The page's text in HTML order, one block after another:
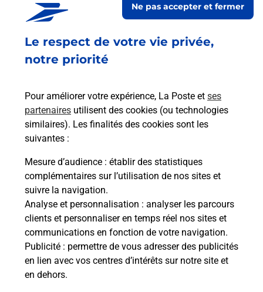
Le respect de votre vie privée,
notre priorité
Pour améliorer votre expérience, La Poste et ses
partenaires utilisent des cookies (ou technologies
similaires). Les finalités des cookies sont les
suivantes :
Mesure d’audience : établir des statistiques
complémentaires sur l’utilisation de nos sites et
suivre la navigation.
Analyse et personnalisation : analyser les parcours
clients et personnaliser en temps réel nos sites et
communications en fonction de votre navigation.
Publicité : permettre de vous adresser des publicités
en lien avec vos centres d’intérêts sur notre site et
en dehors.
Ne pas accepter et fermer
Malin !
La Poste
Ouvert 24h/24
En savoir plus
Recherchez un autre point de contact
Questions fréquemment posées